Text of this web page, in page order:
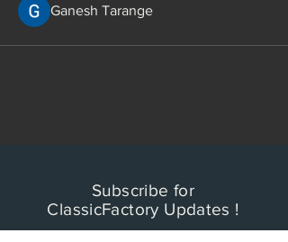
Ganesh Tarange
Subscribe for
ClassicFactory Updates !